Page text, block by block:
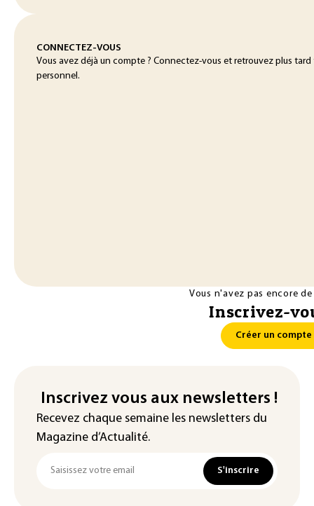
CONNECTEZ-VOUS
Vous avez déjà un compte ? Connectez-vous et retrouvez plus
personnel.
Vous n'avez pas encore
Inscrivez-
Créer un compte
Inscrivez vous aux newsletters !
Recevez chaque semaine les newsletters du
Magazine d’Actualité.
S'inscrire